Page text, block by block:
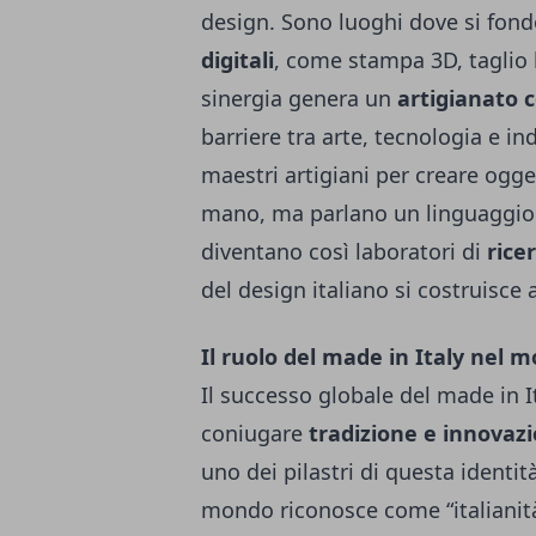
design. Sono luoghi dove si
digitali, come stampa 3D,
sinergia genera un artigianato
barriere tra arte, tecnologia e
maestri artigiani per creare
mano, ma parlano un
diventano così laboratori di
del design italiano si costruisce
Il ruolo del made in Italy nel
Il successo globale del made in
coniugare tradizione e
uno dei pilastri di questa
mondo riconosce come